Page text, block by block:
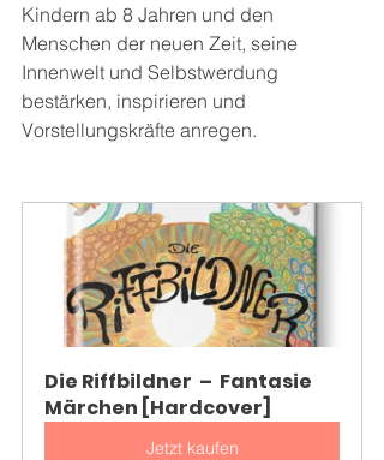
Kindern ab 8 Jahren und den
Menschen der neuen Zeit, seine
Innenwelt und Selbstwerdung
bestärken, inspirieren und
Vorstellungskräfte anregen.
Die Riffbildner  –  Fantasie
Märchen [Hardcover]
Jetzt kaufen